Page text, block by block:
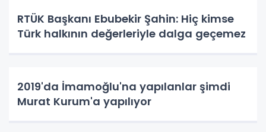
RTÜK Başkanı Ebubekir Şahin: Hiç kimse
Türk halkının değerleriyle dalga geçemez
2019'da İmamoğlu'na yapılanlar şimdi
Murat Kurum'a yapılıyor